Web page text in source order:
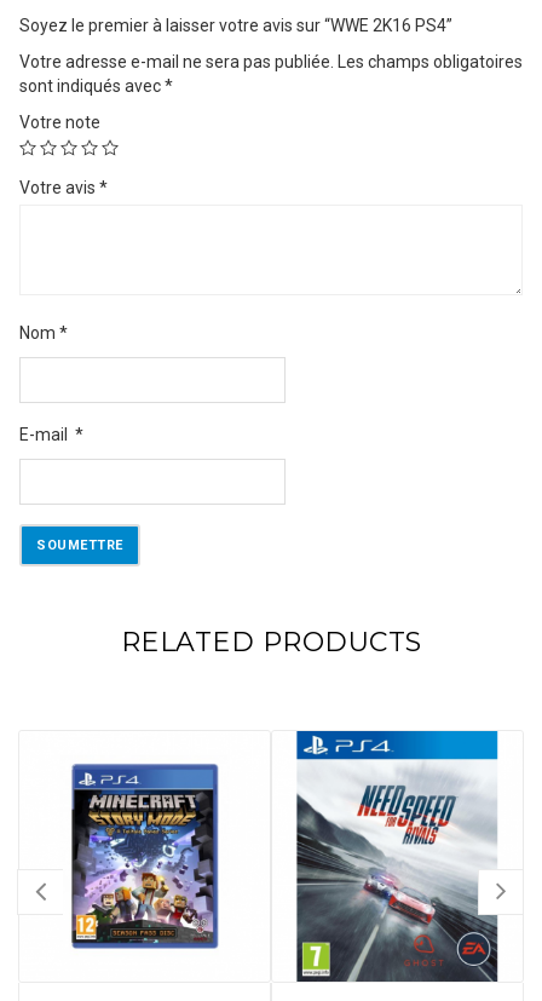
Soyez le premier à laisser votre avis sur “WWE 2K16 PS4”
Votre adresse e-mail ne sera pas publiée. Les champs obligatoires
sont indiqués avec*
Votre note
Votre avis *
Nom *
E-mail *
RELATED PRODUCTS